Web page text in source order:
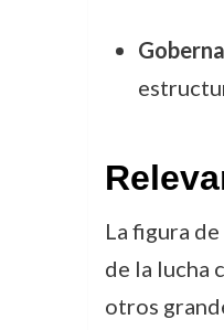
La figura
de la lucha
otros